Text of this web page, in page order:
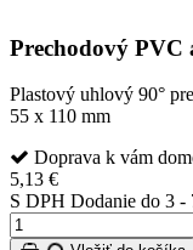
Prechodový PVC
Plastový uhlový 90°
55 x 110 mm
Doprava k vám
5,13 €
S DPH Dodanie do 3 -